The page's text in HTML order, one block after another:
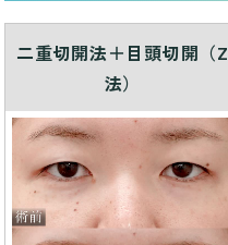
二重切開法＋目頭切開（Z
法）